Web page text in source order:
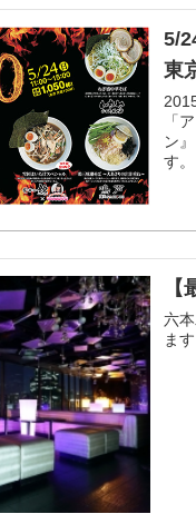
5/
東
「
ン
す。
六
ま